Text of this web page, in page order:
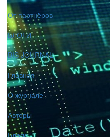
От партнёров
БЛОГИ
BIS JOURNAL
Главная
О журнале
Авторы
Блоги